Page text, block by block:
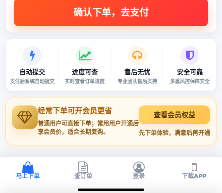
自动提交
支付后系统自动提交
进度可查
实时查看订单进度
售后无忧
专业团队售后支持
安全可靠
多重风控保障安全
经常下单可开会员更省
普通用户可直接下单；常用用户开通后
享会员价，适合长期复购。
查看会员权益
先下单体验，满意后再开通
马上下单 查订单 登录 下载APP